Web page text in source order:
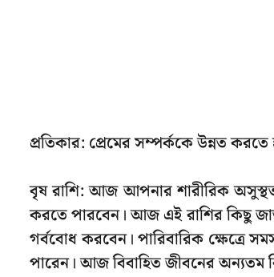
প্রতিকার: প্রেমের সম্পর্ককে উন্নত
বৃষ রাশি: আজ আপনার শারীরিক
করতে পারবেন। আজ এই রাশির কিছু
গর্ববোধ করবেন। পারিবারিক ক্ষেত্রে
পারেন। আজ বিবাহিত জীবনের অন্যতম